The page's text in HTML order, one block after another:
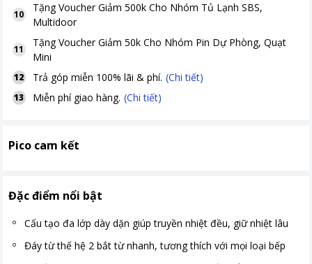
10
TặngVoucher Giảm 500k Cho Nhóm Tủ Lạnh SBS,
Multidoor
11
TặngVoucher Giảm 50k Cho Nhóm Pin Dự Phòng, Quạt
Mini
12 Trả góp miễn 100% lãi & phí. (Chi tiết)
13 Miễn phí giao hàng. (Chi tiết)
Pico cam kết
Đặc điểm nổi bật
Cấu tạo đa lớp dày dặn giúp truyền nhiệt đều, giữ nhiệt lâu
Đáy từ thế hệ 2 bắt từ nhanh, tương thích với mọi loại bếp